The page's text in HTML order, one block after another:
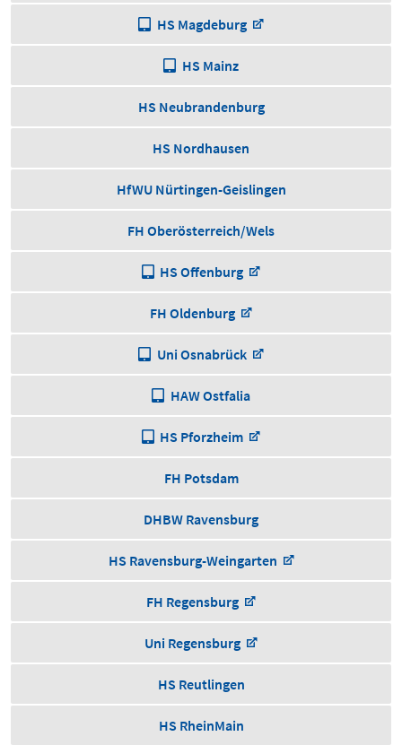
HS Magdeburg
HS Mainz
HS Neubrandenburg
HS Nordhausen
HfWU Nürtingen-Geislingen
FH Oberösterreich/Wels
HS Offenburg
FH Oldenburg
Uni Osnabrück
HAW Ostfalia
HS Pforzheim
FH Potsdam
DHBW Ravensburg
HS Ravensburg-Weingarten
FH Regensburg
Uni Regensburg
HS Reutlingen
HS RheinMain